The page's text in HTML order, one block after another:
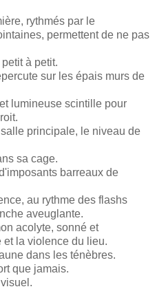
rythmés par l e
permettent de ne pas
à petit.
sur les épais murs de
lumineuse scintille pour
principale, le niveau de
sa cage.
barreaux de
au rythme des flashs
aveuglante.
acolyte, sonné et
et la violence du lieu.
dans les ténèbres.
que jamais.